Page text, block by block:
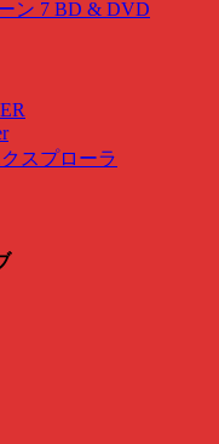
ン 7 BD & DVD
スプローラ